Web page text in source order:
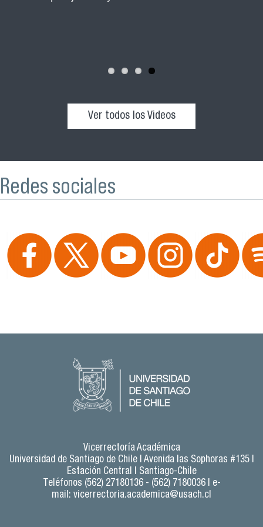
Ver todos los Videos
Redes sociales
Vicerrectoría Académica
Universidad de Santiago de Chile | Avenida las Sophoras #135 |
Estación Central | Santiago-Chile
Teléfonos (562) 27180136 - (562) 7180036 | e-
mail: vicerrectoria.academica@usach.cl